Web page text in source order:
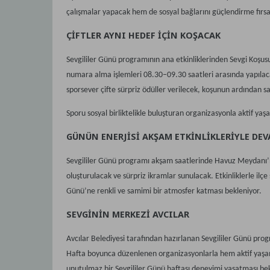
çalışmalar yapacak hem de sosyal bağlarını güçlendirme
ÇİFTLER AYNI HEDEF İÇİN KOŞACAK
Sevgililer Günü programının ana etkinliklerinden Sevgi
numara alma işlemleri 08.30–09.30 saatleri arasında
sporsever çifte sürpriz ödüller verilecek, koşunun ardından
Sporu sosyal birliktelikle buluşturan organizasyonla aktif
GÜNÜN ENERJİSİ AKŞAM ETKİNLİKLERİYLE
Sevgililer Günü programı akşam saatlerinde Havuz
oluşturulacak ve sürpriz ikramlar sunulacak. Etkinliklerle
Günü’ne renkli ve samimi bir atmosfer katması bekleniyor.
SEVGİNİN MERKEZİ AVCILAR
Avcılar Belediyesi tarafından hazırlanan Sevgililer Günü
Hafta boyunca düzenlenen organizasyonlarla hem aktif